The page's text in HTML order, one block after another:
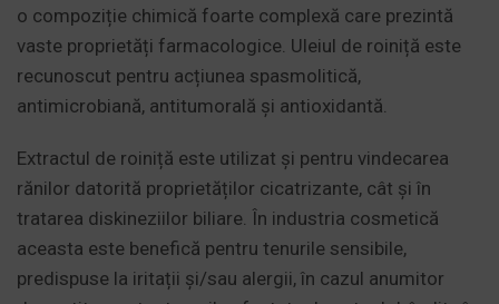
o compoziție chimică foarte complexă care prezintă
vaste proprietăți farmacologice. Uleiul de roiniță este
recunoscut pentru acțiunea spasmolitică,
antimicrobiană, antitumorală și antioxidantă.
Extractul de roiniță este utilizat și pentru vindecarea
rănilor datorită proprietăților cicatrizante, cât și în
tratarea diskineziilor biliare. În industria cosmetică
aceasta este benefică pentru tenurile sensibile,
predispuse la iritații și/sau alergii, în cazul anumitor